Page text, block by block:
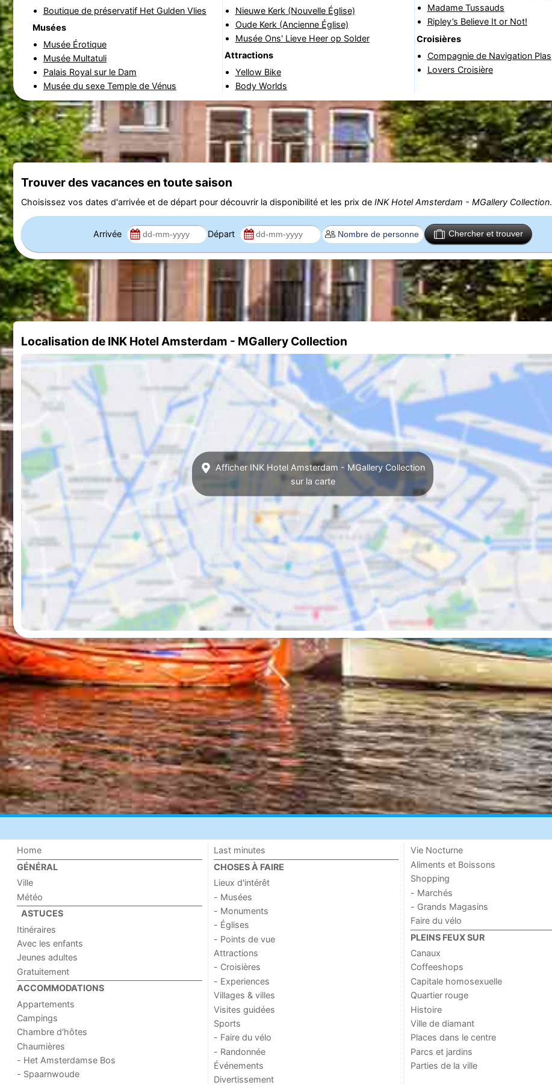
Boutique de préservatif Het Gulden Vlies
Musées
Musée Érotique
Musée Multatuli
Palais Royal sur le Dam
Musée du sexe Temple de Vénus
Nieuwe Kerk (Nouvelle Église)
Oude Kerk (Ancienne Église)
Musée Ons' Lieve Heer op Solder
Attractions
Yellow Bike
Body Worlds
Madame Tussauds
Ripley’s Believe It or Not!
Croisières
Compagnie de Navigation Plas
Lovers Croisière
Trouver des vacances en toute saison
Choisissez vos dates d'arrivée et de départ pour découvrir la disponibilité et les prix de INK Hotel Amsterdam - MGallery Collection.
Arrivée Départ Chercher et trouver
Localisation de INK Hotel Amsterdam - MGallery Collection
Afficher INK Hotel Amsterdam - MGallery Collection
sur la carte
Home
GÉNÉRAL
Ville
Météo
ASTUCES
Itinéraires
Avec les enfants
Jeunes adultes
Gratuitement
ACCOMMODATIONS
Appartements
Campings
Chambre d'hôtes
Chaumières
- Het Amsterdamse Bos
- Spaarnwoude
Last minutes
CHOSES À FAIRE
Lieux d'intérêt
- Musées
- Monuments
- Églises
- Points de vue
Attractions
- Croisières
- Experiences
Villages & villes
Visites guidées
Sports
- Faire du vélo
- Randonnée
Événements
Divertissement
Vie Nocturne
Aliments et Boissons
Shopping
- Marchés
- Grands Magasins
Faire du vélo
PLEINS FEUX SUR
Canaux
Coffeeshops
Capitale homosexuelle
Quartier rouge
Histoire
Ville de diamant
Places dans le centre
Parcs et jardins
Parties de la ville